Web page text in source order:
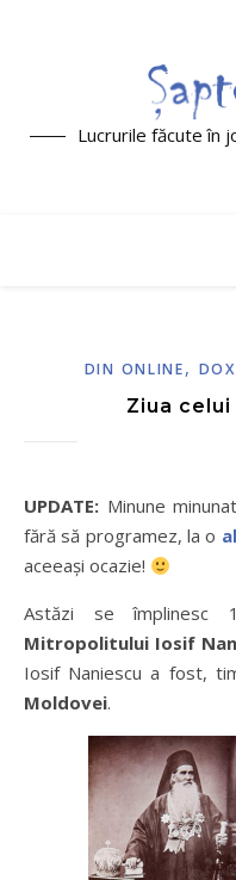
Lucrurile făcute în
DIN ONLINE,
Ziua
UPDATE: Minune
fără să programez, la o
aceeași ocazie!
Astăzi se
Mitropolitului Iosif
Iosif Naniescu a fost,
Moldovei.